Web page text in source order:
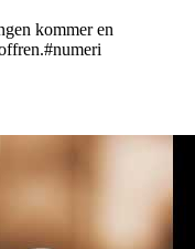
kommer en